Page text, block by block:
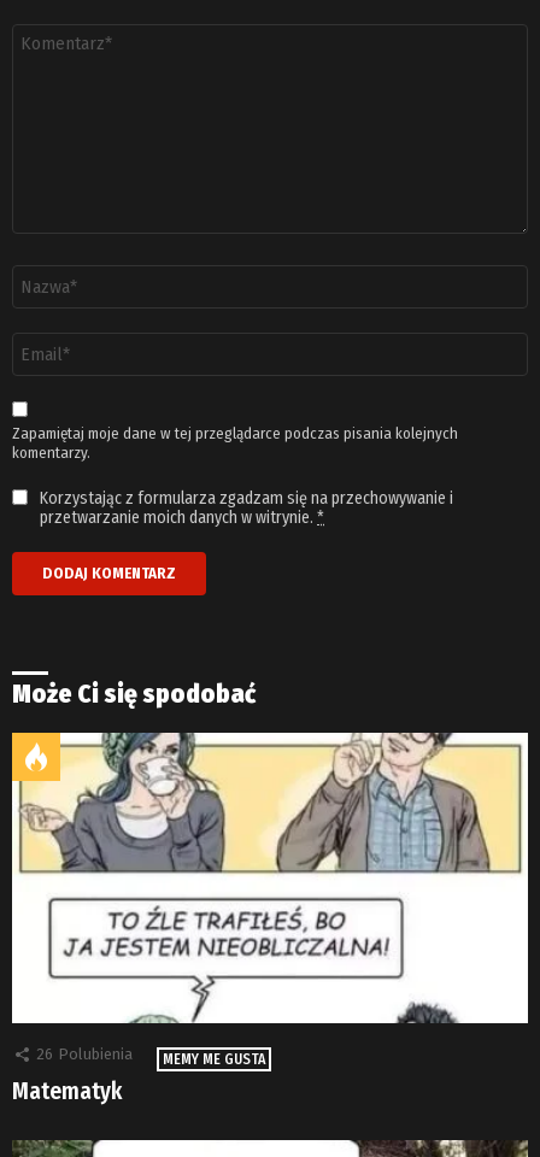
Komentarz
email
*
Zapamiętaj moje dane w tej przeglądarce podczas pisania kolejnych
komentarzy.
Korzystając z formularza zgadzam się na przechowywanie i
przetwarzanie moich danych w witrynie. *
Może Ci się spodobać
26 Polubienia MEMY ME GUSTA
Matematyk